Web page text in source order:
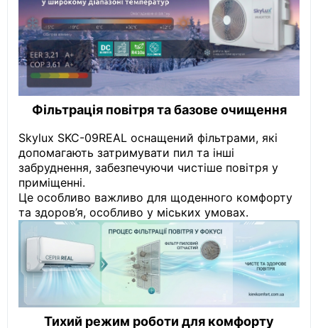
Фільтрація повітря та базове очищення
Skylux SKC-09REAL оснащений фільтрами, які
допомагають затримувати пил та інші
забруднення, забезпечуючи чистіше повітря у
приміщенні.
Це особливо важливо для щоденного комфорту
та здоров’я, особливо у міських умовах.
Тихий режим роботи для комфорту